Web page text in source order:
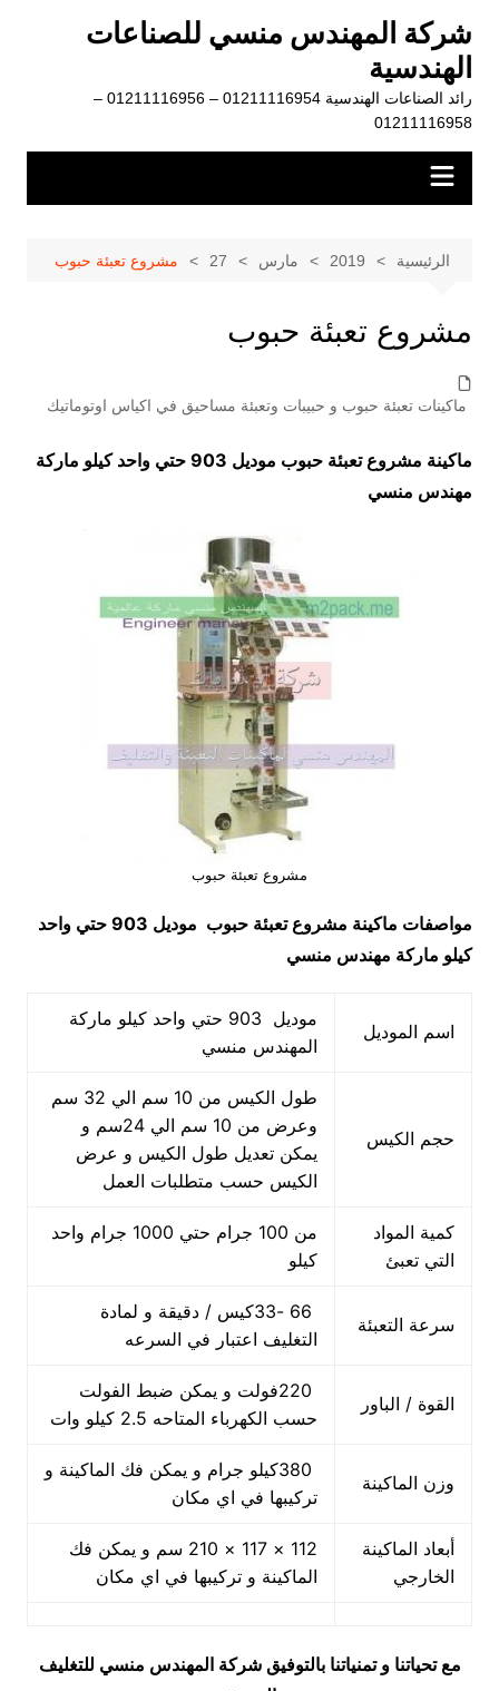
المحتوى
شركة المهندس منسي للصناعات
الهندسية
رائد الصناعات الهندسية 01211116954 – 01211116956 –
01211116958
الرئيسية 2019 مارس 27 مشروع تعبئة حبوب
مشروع تعبئة حبوب
ماكينات تعبئة حبوب و حبيبات وتعبئة مساحيق في اكياس اوتوماتيك
ماكينة مشروع تعبئة حبوب موديل 903 حتي واحد كيلو ماركة
مهندس منسي
مشروع تعبئة حبوب
مواصفات ماكينة مشروع تعبئة حبوب
موديل 903 حتي واحد
كيلو ماركة مهندس منسي
اسم الموديل
موديل 903 حتي واحد كيلو ماركة
المهندس منسي
حجم الكيس
طول الكيس من 10 سم الي 32 سم
وعرض من 10 سم الي 24سم و
يمكن تعديل طول الكيس و عرض
الكيس حسب متطلبات العمل
كمية المواد
التي تعبئ
من 100 جرام حتي 1000 جرام واحد
كيلو
سرعة التعبئة
66 -33كيس / دقيقة و لمادة
التغليف اعتبار في السرعه
القوة / الباور
220فولت و يمكن ضبط الفولت
حسب الكهرباء المتاحه 2.5 كيلو وات
وزن الماكينة
380كيلو جرام و يمكن فك الماكينة و
تركيبها في اي مكان
أبعاد الماكينة
الخارجي
112 × 117 × 210 سم و يمكن فك
الماكينة و تركيبها في اي مكان
مع تحياتنا و تمنياتنا بالتوفيق شركة المهندس منسي للتغليف